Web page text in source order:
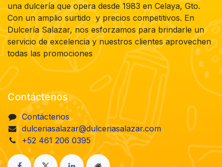
una dulcería que opera desde 1983 en Celaya, Gto.
Con un amplio surtido y precios competitivos. En
Dulcería Salazar, nos esforzamos para brindarle un
servicio de excelencia y nuestros clientes aprovechen
todas las promociones
Contáctenos
Contáctenos
dulceriasalazar@dulceriasalazar.com
+52 461 206 0395